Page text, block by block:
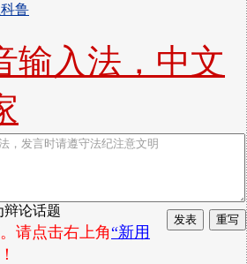
鲁
输入法，中文
辩论话题
请点击右上角“新用